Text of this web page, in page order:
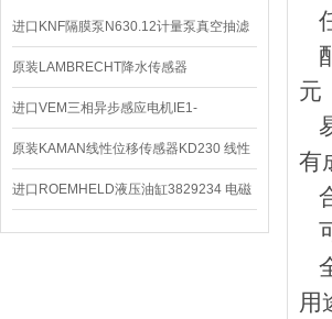
进口KNF隔膜泵N630.12计量泵真空抽滤
泵价格
原装LAMBRECHT降水传感器
00.14575.20气象仪
进口VEM三相异步感应电机IE1-
K21R80G4马达
原装KAMAN线性位移传感器KD230 线性
编码器
进口ROEMHELD液压油缸3829234 电磁
阀定位器
元
有
用